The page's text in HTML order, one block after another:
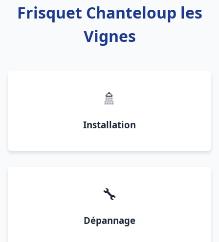
Frisquet Chanteloup les
Vignes
🚿
Installation
🔧
Dépannage